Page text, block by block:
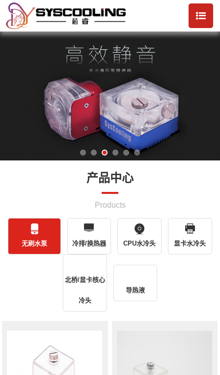
产品中心
Products
无刷水泵 冷排/换热器 CPU水冷头 显卡水冷头
北桥/显卡核心
冷头
导热液